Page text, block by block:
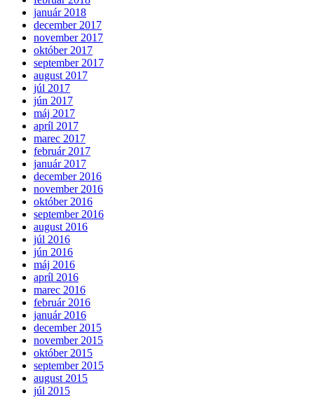
január 2018
december 2017
november 2017
október 2017
september 2017
august 2017
júl 2017
jún 2017
máj 2017
apríl 2017
marec 2017
február 2017
január 2017
december 2016
november 2016
október 2016
september 2016
august 2016
júl 2016
jún 2016
máj 2016
apríl 2016
marec 2016
február 2016
január 2016
december 2015
november 2015
október 2015
september 2015
august 2015
júl 2015